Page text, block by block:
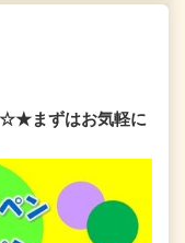
まずはお気軽に